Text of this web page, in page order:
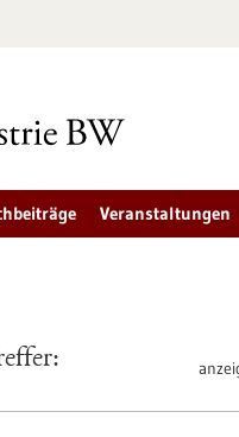
Veranstaltungen